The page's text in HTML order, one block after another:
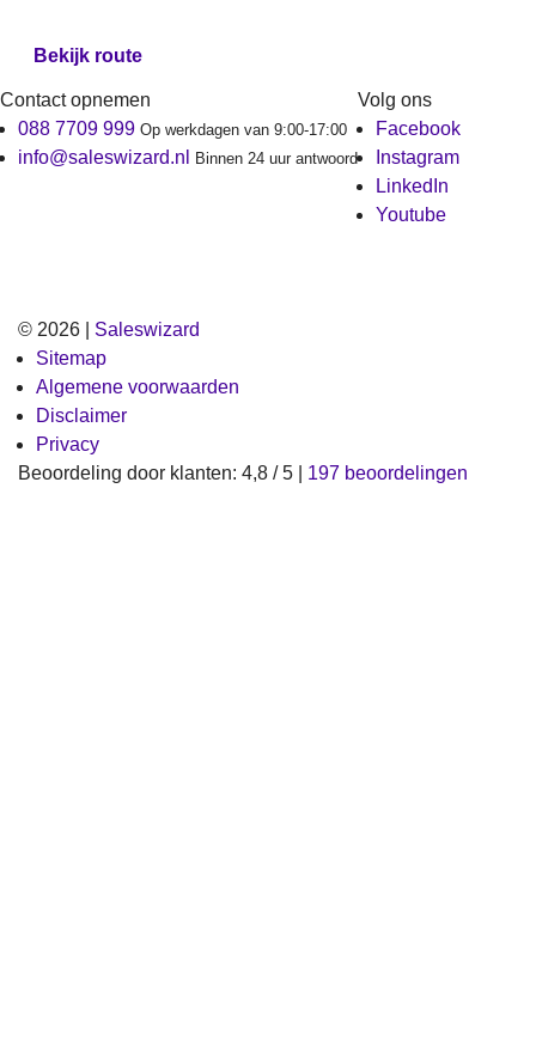
Bekijk route
Contact opnemen
088 7709 999 Op werkdagen van 9:00-17:00
info@saleswizard.nl Binnen 24 uur antwoord
Volg ons
Facebook
Instagram
LinkedIn
Youtube
© 2026 | Saleswizard
Sitemap
Algemene voorwaarden
Disclaimer
Privacy
Beoordeling door klanten: 4,8 /5 197 beoordelingen